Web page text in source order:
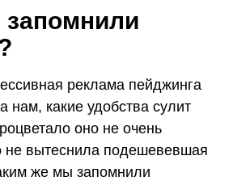
реклама пейджинга
нам, какие удобства сулит
оно не очень
не вытеснила подешевевшая
же мы запомнили